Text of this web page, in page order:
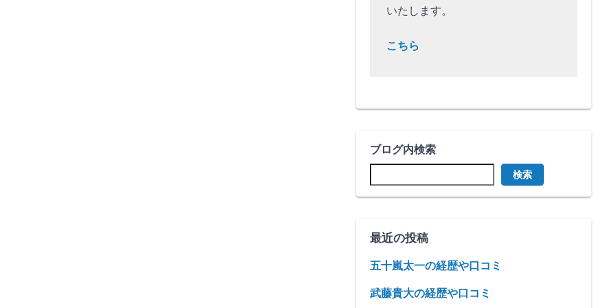
いたします。
こちら
ブログ内検索
検索
最近の投稿
五十嵐太一の経歴や口コミ
武藤貴大の経歴や口コミ